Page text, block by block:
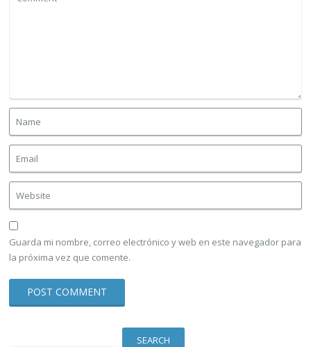
Guarda mi nombre, correo electrónico y web en este navegador para
la próxima vez que comente.
SEARCH